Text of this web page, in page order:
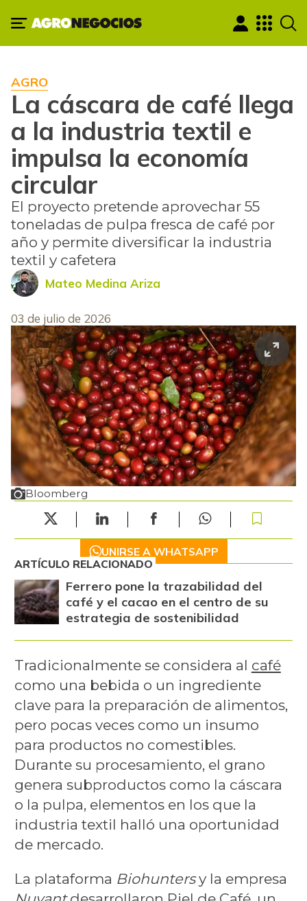
AGRO
La cáscara de café llega
a la industria textil e
impulsa la economía
circular
El proyecto pretende aprovechar 55
toneladas de pulpa fresca de café por
año y permite diversificar la industria
textil y cafetera
Mateo Medina Ariza
03 de julio de 2026
Bloomberg
UNIRSE A WHATSAPP
ARTÍCULO RELACIONADO
Ferrero pone la trazabilidad del
café y el cacao en el centro de su
estrategia de sostenibilidad
Tradicionalmente se considera al café
como una bebida o un ingrediente
clave para la preparación de alimentos,
pero pocas veces como un insumo
para productos no comestibles.
Durante su procesamiento, el grano
genera subproductos como la cáscara
o la pulpa, elementos en los que la
industria textil halló una oportunidad
de mercado.
La plataforma Biohuntersy la empresa